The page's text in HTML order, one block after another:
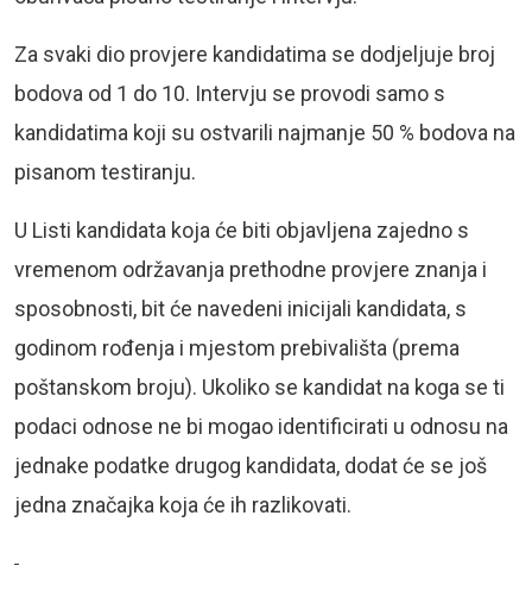
Za svaki dio provjere kandidatima se dodjeljuje broj
bodova od 1 do 10. Intervju se provodi samo s
kandidatima koji su ostvarili najmanje 50 % bodova na
pisanom testiranju.
U Listi kandidata koja će biti objavljena zajedno s
vremenom održavanja prethodne provjere znanja i
sposobnosti, bit će navedeni inicijali kandidata, s
godinom rođenja i mjestom prebivališta (prema
poštanskom broju). Ukoliko se kandidat na koga se ti
podaci odnose ne bi mogao identificirati u odnosu na
jednake podatke drugog kandidata, dodat će se još
jedna značajka koja će ih razlikovati.